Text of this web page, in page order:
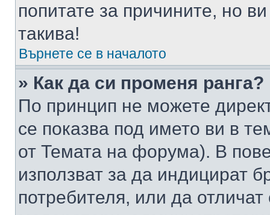
попитате за причините, но
такива!
Върнете се в началото
» Как да си променя ранга?
По принцип не можете
се показва под името ви в
от Темата на форума). В
използват за да индицират
потребителя, или да